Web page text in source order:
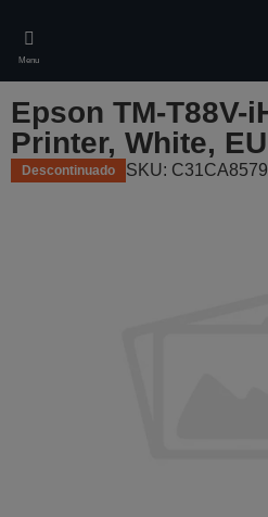
main
content
Menu
Epson TM-T88V-
Printer, White, EU
Descontinuado SKU: